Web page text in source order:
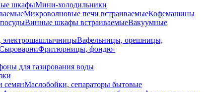
шкафыМини-холодильники
Микроволновые печи встраиваемыеКофемашины
Винные шкафы встраиваемыеВакуумные
электрошашлычницыВафельницы, орешницы,
Фритюрницы, фондю-
для газирования воды
семянМаслобойки, сепараторы бытовые